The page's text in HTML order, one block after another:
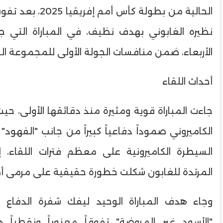
الحالية من بطولة كأس
نظيره الغابوني بهدف نظيف، في المباراة
الأربعاء، ضمن منافسات الجولة الأولى للمجموعة
​أحداث اللقاء
​جاءت المباراة قوية ومثيرة منذ دقائقها الأولى،
الكاميروني صموداً دفاعياً كبيراً من جانب "الفهود"
السيطرة الكاميرونية على معظم فترات اللقاء،
المرتدة للغابون شكلت خطورة حقيقية على مرمى
​وجاء هدف المباراة الوحيد ليفك شفرة الدفاع